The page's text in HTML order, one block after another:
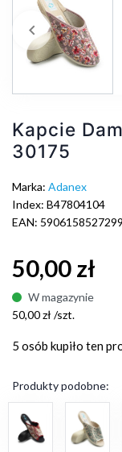
keyboard_arrow_left
Kapcie
30175
Marka: Adanex
Index: B47804104
EAN: 5906158527299
50,00 zł
W magazynie
50,00 zł /szt.
5 osób kupiło ten
Produkty podobne: